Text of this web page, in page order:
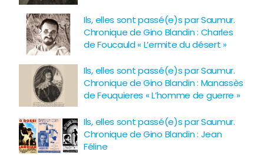
Ils, elles sont passé(e)s par Saumur.
Chronique de Gino Blandin : Charles
de Foucauld « L’ermite du désert »
Ils, elles sont passé(e)s par Saumur.
Chronique de Gino Blandin : Manassès
de Feuquieres « L’homme de guerre »
Ils, elles sont passé(e)s par Saumur.
Chronique de Gino Blandin : Jean
Féline